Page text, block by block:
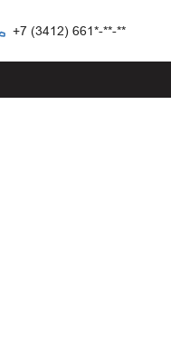
+7 (3412) 661*-**-**